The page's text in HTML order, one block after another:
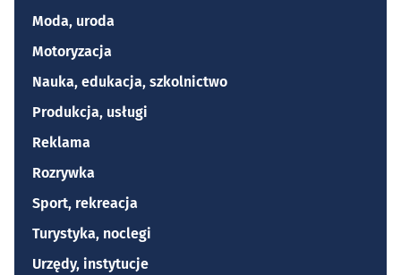
Moda, uroda
Motoryzacja
Nauka, edukacja, szkolnictwo
Produkcja, usługi
Reklama
Rozrywka
Sport, rekreacja
Turystyka, noclegi
Urzędy, instytucje